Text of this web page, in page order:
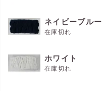
ネイビーブルー
在庫切れ
ホワイト
在庫切れ